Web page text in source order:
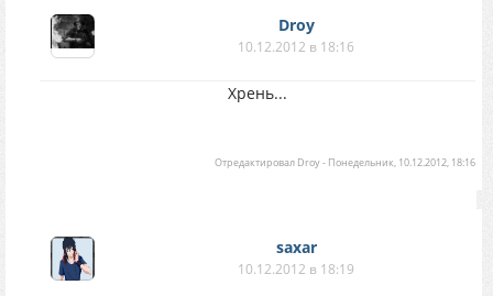
Droy
10.12.2012 в 18:16
Хрень...
Отредактировал Droy- Понедельник, 10.12.2012, 18:16
saxar
10.12.2012 в 18:19